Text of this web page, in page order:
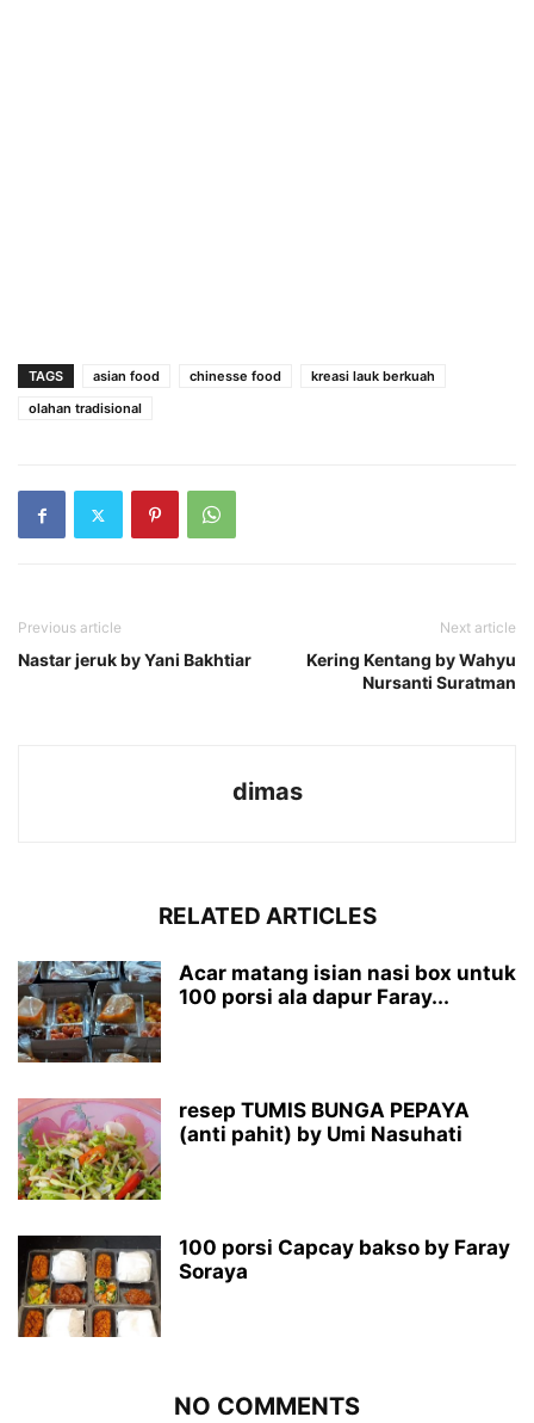
TAGS asian food chinesse food
kreasi lauk berkuah
olahan tradisional
Previous article
Nastar jeruk by Yani Bakhtiar
Next article
Kering Kentang by Wahyu
Nursanti Suratman
dimas
RELATED ARTICLES
Acar matang isian nasi box untuk
100 porsi ala dapur Faray...
resep TUMIS BUNGA PEPAYA
(anti pahit) by Umi Nasuhati
100 porsi Capcay bakso by Faray
Soraya
NO COMMENTS